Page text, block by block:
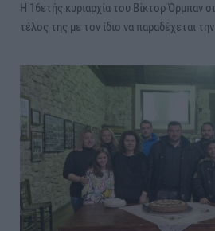
Η 16ετής κυριαρχία του Βίκτορ Όρμπαν
τέλος της με τον ίδιο να παραδέχεται